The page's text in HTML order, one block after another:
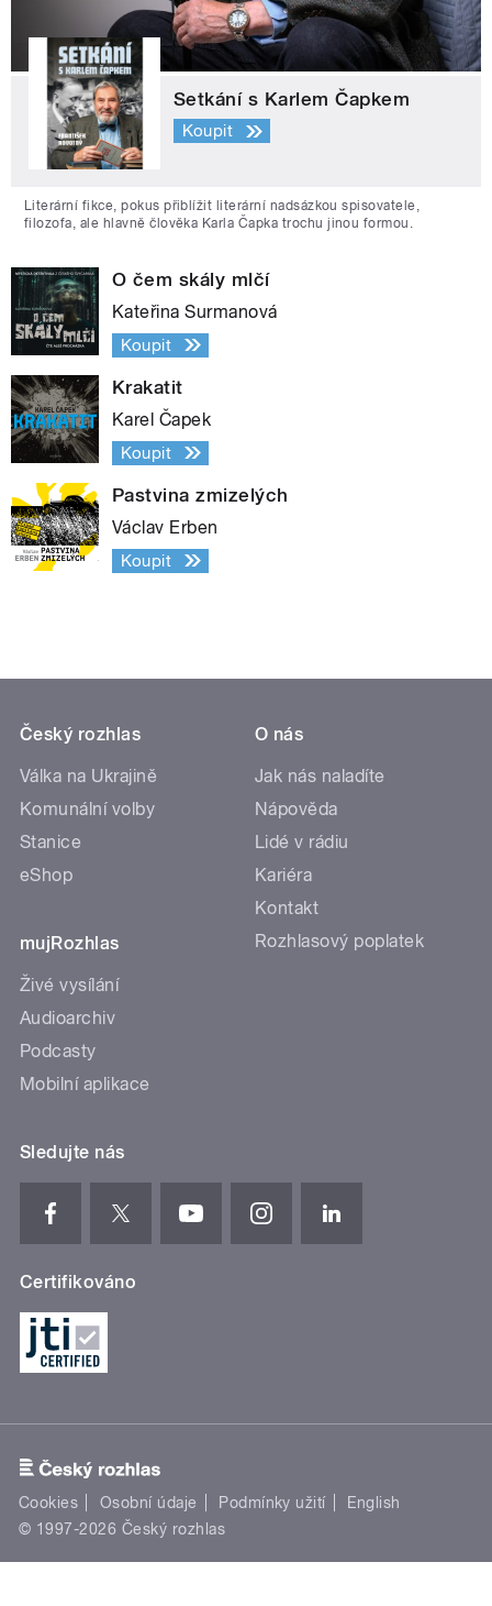
Setkání s Karlem Čapkem
Koupit
Literární fikce, pokus přiblížit literární nadsázkou spisovatele,
filozofa, ale hlavně člověka Karla Čapka trochu jinou formou.
O čem skály mlčí
Kateřina Surmanová
Koupit
Krakatit
Karel Čapek
Koupit
Pastvina zmizelých
Václav Erben
Koupit
Český rozhlas
Válka na Ukrajině
Komunální volby
Stanice
eShop
mujRozhlas
Živé vysílání
Audioarchiv
Podcasty
Mobilní aplikace
O nás
Jak nás naladíte
Nápověda
Lidé v rádiu
Kariéra
Kontakt
Rozhlasový poplatek
Sledujte nás
Certifikováno
Cookies Osobní údaje Podmínky užití
English
© 1997-2026 Český rozhlas